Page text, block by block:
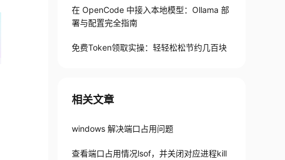
在 OpenCode 中接入本地模型：Ollama 部
署与配置完全指南
免费Token领取实操：轻轻松松节约几百块
相关文章
windows 解决端口占用问题
查看端口占用情况lsof，并关闭对应进程kill